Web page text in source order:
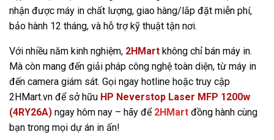
nhận được máy in chất lượng, giao hàng/lắp đặt miễn phí,
bảo hành 12 tháng, và hỗ trợ kỹ thuật tận nơi.
Với nhiều năm kinh nghiệm, 2HMart không chỉ bán máy in.
Mà còn mang đến giải pháp công nghệ toàn diện, từ máy in
đến camera giám sát. Gọi ngay hotline hoặc truy cập
2HMart.vn để sở hữu HP Neverstop Laser MFP 1200w
(4RY26A) ngay hôm nay – hãy để 2HMart đồng hành cùng
bạn trong mọi dự án in ấn!